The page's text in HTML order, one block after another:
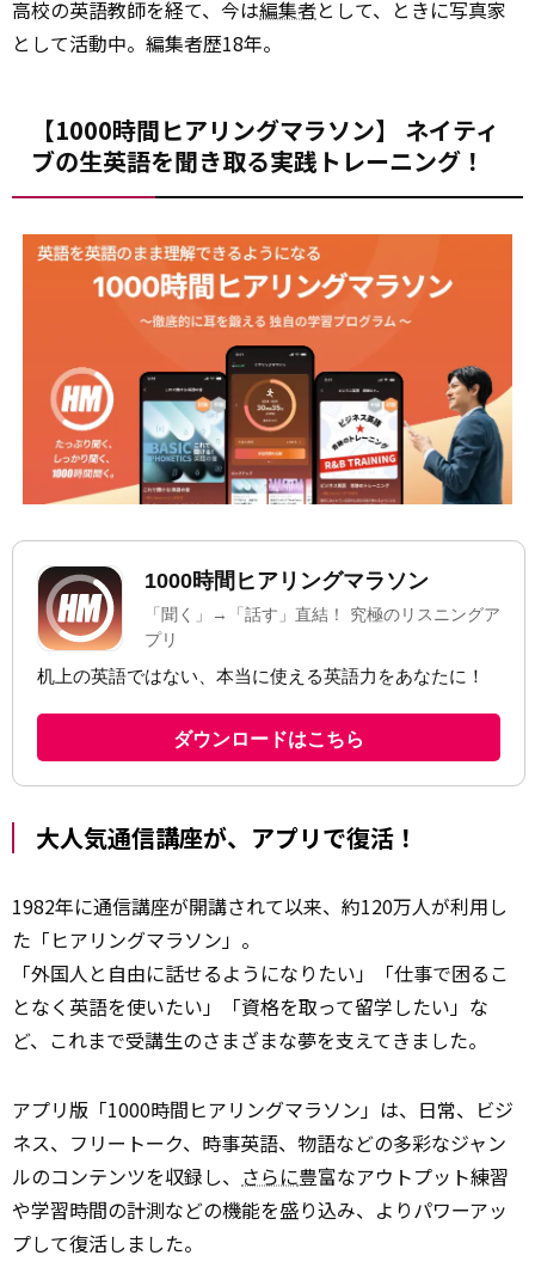
高校の英語教師を経て、今は編集者として、ときに写真家
として活動中。編集者歴18年。
【1000時間ヒアリングマラソン】 ネイティ
ブの生英語を聞き取る実践トレーニング！
大人気通信講座が、アプリで復活！
1982年に通信講座が開講されて以来、約120万人が利用し
た「ヒアリングマラソン」。
「外国人と自由に話せるようになりたい」「仕事で困るこ
となく英語を使いたい」「資格を取って留学したい」な
ど、これまで受講生のさまざまな夢を支えてきました。
アプリ版「1000時間ヒアリングマラソン」は、日常、ビジ
ネス、フリートーク、時事英語、物語などの多彩なジャン
ルのコンテンツを収録し、 さらに豊富なアウトプット練習
や学習時間の計測などの機能を盛り込み、よりパワーアッ
プして復活しました。